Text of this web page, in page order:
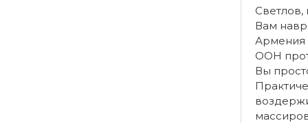
Светлов,
Вам
Армения
ООН
Вы